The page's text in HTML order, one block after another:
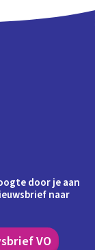
door je aan
naar
VO